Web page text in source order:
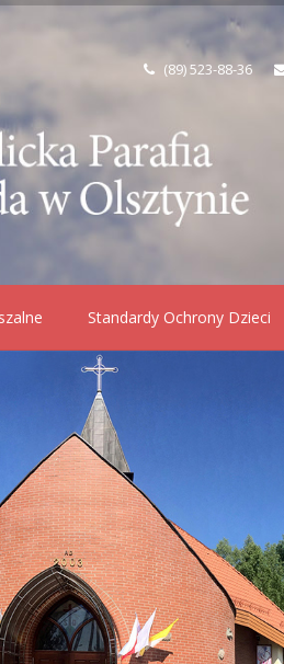
(89) 523-88-36
Standardy Ochrony Dzieci